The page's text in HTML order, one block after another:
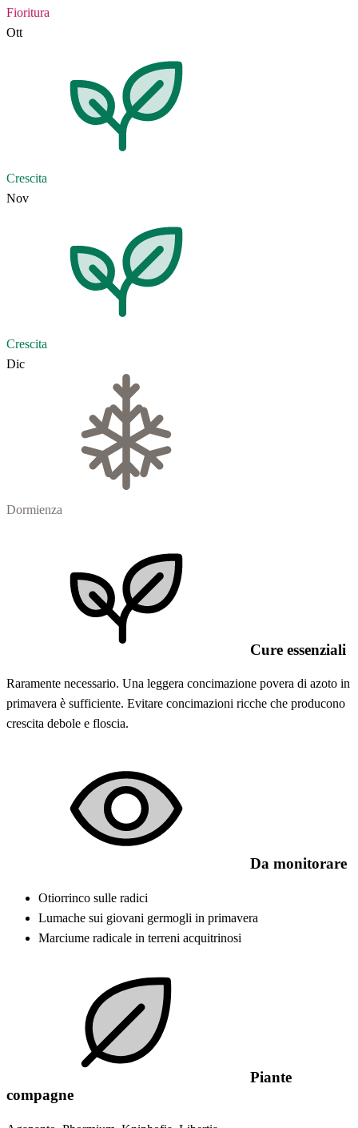
Fioritura
Ott
Crescita
Nov
Crescita
Dic
Dormienza
Cure essenziali
Raramente necessario. Una leggera concimazione povera di azoto in
primavera è sufficiente. Evitare concimazioni ricche che producono
crescita debole e floscia.
Da monitorare
Otiorrinco sulle radici
Lumache sui giovani germogli in primavera
Marciume radicale in terreni acquitrinosi
Piante
compagne